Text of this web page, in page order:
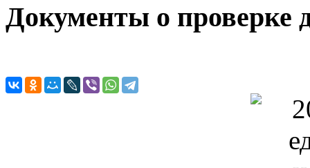
Документы о проверке